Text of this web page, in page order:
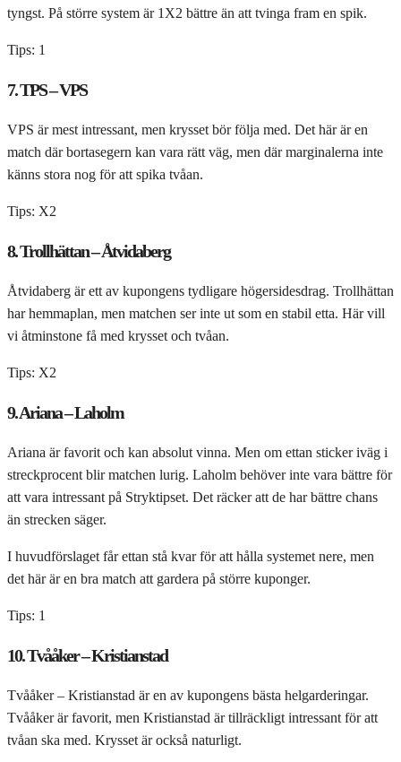
tyngst. På större system är 1X2 bättre än att tvinga fram en spik.
Tips: 1
7. TPS – VPS
VPS är mest intressant, men krysset bör följa med. Det här är en
match där bortasegern kan vara rätt väg, men där marginalerna inte
känns stora nog för att spika tvåan.
Tips: X2
8. Trollhättan – Åtvidaberg
Åtvidaberg är ett av kupongens tydligare högersidesdrag. Trollhättan
har hemmaplan, men matchen ser inte ut som en stabil etta. Här vill
vi åtminstone få med krysset och tvåan.
Tips: X2
9. Ariana – Laholm
Ariana är favorit och kan absolut vinna. Men om ettan sticker iväg i
streckprocent blir matchen lurig. Laholm behöver inte vara bättre för
att vara intressant på Stryktipset. Det räcker att de har bättre chans
än strecken säger.
I huvudförslaget får ettan stå kvar för att hålla systemet nere, men
det här är en bra match att gardera på större kuponger.
Tips: 1
10. Tvååker – Kristianstad
Tvååker – Kristianstad är en av kupongens bästa helgarderingar.
Tvååker är favorit, men Kristianstad är tillräckligt intressant för att
tvåan ska med. Krysset är också naturligt.